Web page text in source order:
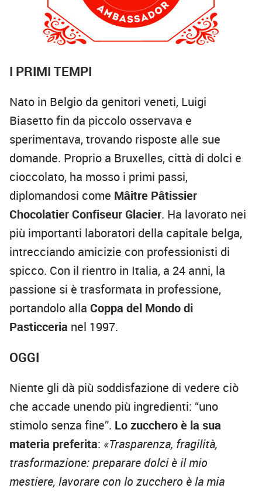
I PRIMI TEMPI
Nato in Belgio da genitori veneti, Luigi
Biasetto fin da piccolo osservava e
sperimentava, trovando risposte alle sue
domande. Proprio a Bruxelles, città di dolci e
cioccolato, ha mosso i primi passi,
diplomandosi come Mâitre Pâtissier
Chocolatier Confiseur Glacier. Ha lavorato nei
più importanti laboratori della capitale belga,
intrecciando amicizie con professionisti di
spicco. Con il rientro in Italia, a 24 anni, la
passione si è trasformata in professione,
portandolo alla Coppa del Mondo di
Pasticceria nel 1997.
OGGI
Niente gli dà più soddisfazione di vedere ciò
che accade unendo più ingredienti: “uno
stimolo senza fine”. Lo zucchero è la sua
materia preferita: «Trasparenza, fragilità,
trasformazione: preparare dolci è il mio
mestiere, lavorare con lo zucchero è la mia